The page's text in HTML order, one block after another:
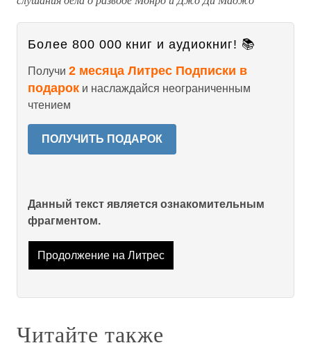
Более 800 000 книг и аудиокниг! 📚
Получи 2 месяца Литрес Подписки в
подарок и наслаждайся неограниченным
чтением
ПОЛУЧИТЬ ПОДАРОК
Данный текст является ознакомительным
фрагментом.
Продолжение на Литрес
Читайте также